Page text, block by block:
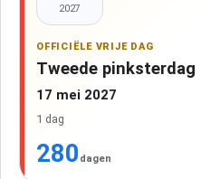
2027
OFFICIËLE VRIJE DAG
Tweede pinksterdag
17 mei 2027
1 dag
280 dagen